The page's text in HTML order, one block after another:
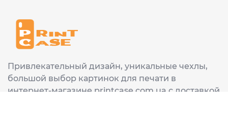
Привлекательный дизайн, уникальные чехлы,
большой выбор картинок для печати в
интернет-магазине printcase.com.ua с доставкой